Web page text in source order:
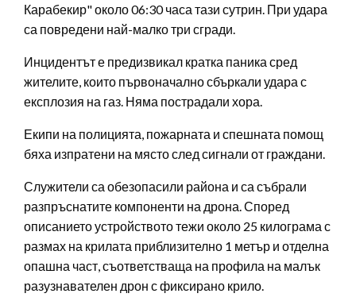
Карабекир" около 06:30 часа тази сутрин. При удара
са повредени най-малко три сгради.
Инцидентът е предизвикал кратка паника сред
жителите, които първоначално сбъркали удара с
експлозия на газ. Няма пострадали хора.
Екипи на полицията, пожарната и спешната помощ
бяха изпратени на място след сигнали от граждани.
Служители са обезопасили района и са събрали
разпръснатите компоненти на дрона. Според
описанието устройството тежи около 25 килограма с
размах на крилата приблизително 1 метър и отделна
опашна част, съответстваща на профила на малък
разузнавателен дрон с фиксирано крило.